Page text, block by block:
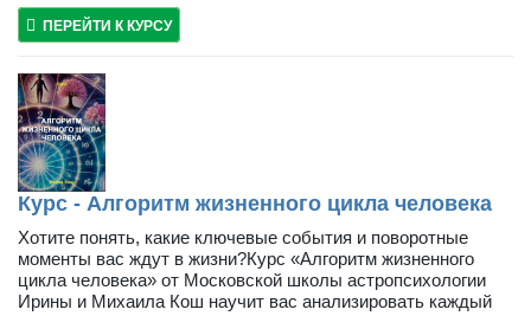
ПЕРЕЙТИ К КУРСУ
Курс - Алгоритм жизненного цикла человека
Хотите понять, какие ключевые события и поворотные
моменты вас ждут в жизни?Курс «Алгоритм жизненного
цикла человека» от Московской школы астропсихологии
Ирины и Михаила Кош научит вас анализировать каждый